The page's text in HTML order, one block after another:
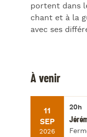
portent dans
chant et à la
avec ses
À venir
11
SEP
2026
20h